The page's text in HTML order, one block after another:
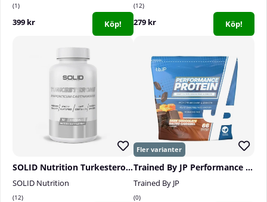
1
399 kr Köp!
12
279 kr Köp!
SOLID Nutrition Turkesterone, 90 caps
SOLID Nutrition
12
Trained By JP Performance Protein, 2 kg
Trained By JP
0